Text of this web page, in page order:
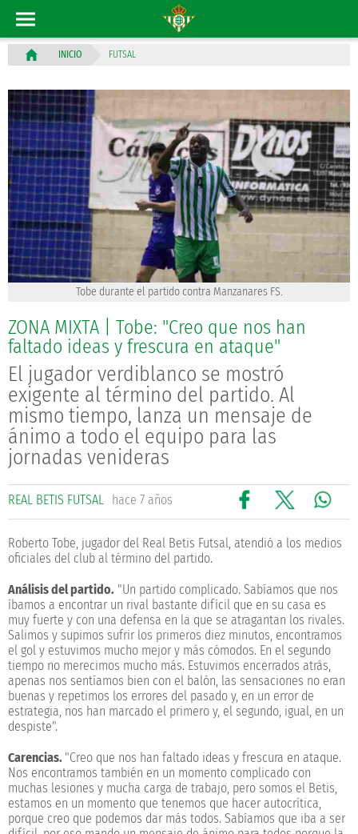
INICIO FUTSAL
Tobe durante el partido contra Manzanares FS.
ZONA MIXTA | Tobe: "Creo que nos han
faltado ideas y frescura en ataque"
El jugador verdiblanco se mostró
exigente al término del partido. Al
mismo tiempo, lanza un mensaje de
ánimo a todo el equipo para las
jornadas venideras
REAL BETIS FUTSAL hace 7 años
Roberto Tobe, jugador del Real Betis Futsal, atendió a los medios
oficiales del club al término del partido.
Análisis del partido. "Un partido complicado. Sabíamos que nos
íbamos a encontrar un rival bastante difícil que en su casa es
muy fuerte y con una defensa en la que se atragantan los rivales.
Salimos y supimos sufrir los primeros diez minutos, encontramos
el gol y estuvimos mucho mejor y más cómodos. En el segundo
tiempo no merecimos mucho más. Estuvimos encerrados atrás,
apenas nos sentíamos bien con el balón, las sensaciones no eran
buenas y repetimos los errores del pasado y, en un error de
estrategia, nos han marcado el primero y, el segundo, igual, en un
despiste".
Carencias. "Creo que nos han faltado ideas y frescura en ataque.
Nos encontramos también en un momento complicado con
muchas lesiones y mucha carga de trabajo, pero somos el Betis,
estamos en un momento que tenemos que hacer autocrítica,
porque creo que podemos dar más todos. Sabíamos que iba a ser